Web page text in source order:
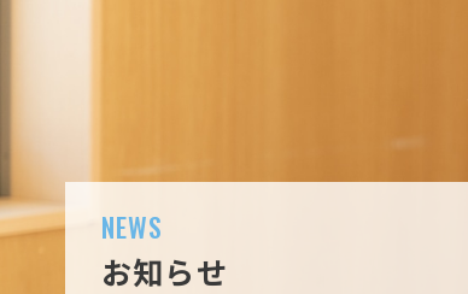
NEWS
お知らせ